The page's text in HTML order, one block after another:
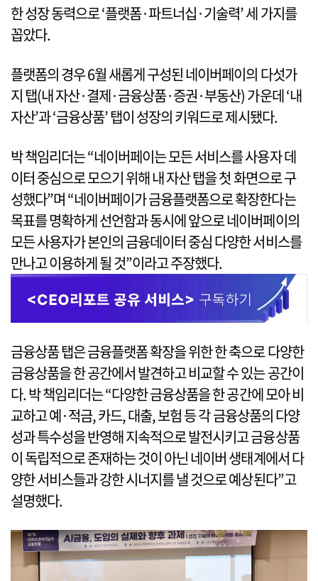
한 성장 동력으로 ‘플랫폼·파트너십·기술력’ 세 가지를
꼽았다.
플랫폼의 경우 6월 새롭게 구성된 네이버페이의 다섯가
지 탭(내 자산·결제·금융상품·증권·부동산) 가운데 ‘내
자산’과 ‘금융상품’ 탭이 성장의 키워드로 제시됐다.
박 책임리더는 “네이버페이는 모든 서비스를 사용자 데
이터 중심으로 모으기 위해 내 자산 탭을 첫 화면으로 구
성했다”며 “네이버페이가 금융플랫폼으로 확장한다는
목표를 명확하게 선언함과 동시에 앞으로 네이버페이의
모든 사용자가 본인의 금융데이터 중심 다양한 서비스를
만나고 이용하게 될 것”이라고 주장했다.
금융상품 탭은 금융플랫폼 확장을 위한 한 축으로 다양한
금융상품을 한 공간에서 발견하고 비교할 수 있는 공간이
다. 박 책임리더는 “다양한 금융상품을 한 공간에 모아 비
교하고 예·적금, 카드, 대출, 보험 등 각 금융상품의 다양
성과 특수성을 반영해 지속적으로 발전시키고 금융상품
이 독립적으로 존재하는 것이 아닌 네이버 생태계에서 다
양한 서비스들과 강한 시너지를 낼 것으로 예상된다”고
설명했다.